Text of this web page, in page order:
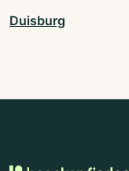
Duisburg